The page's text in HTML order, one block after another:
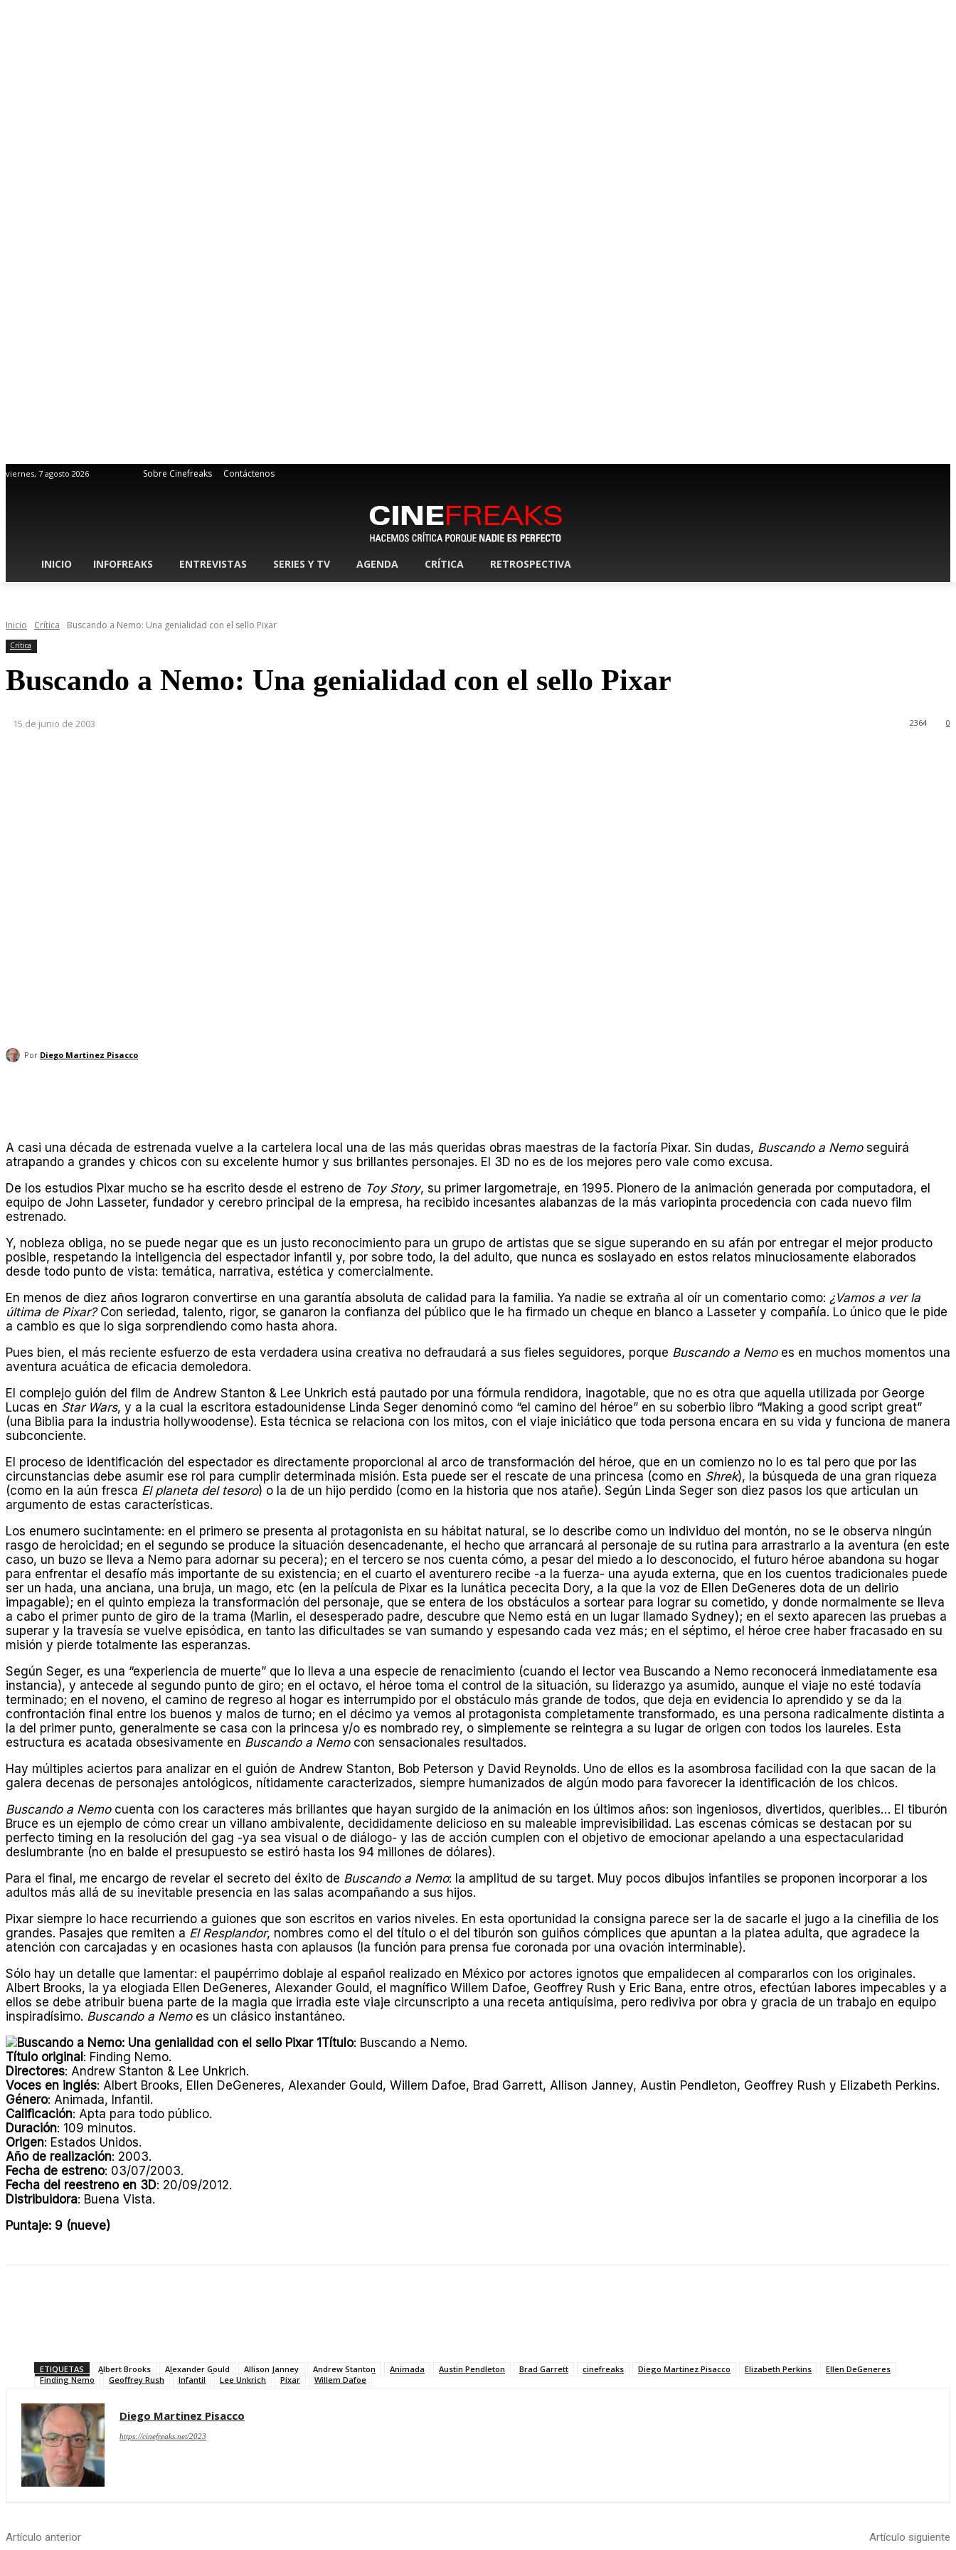
viernes, 7 agosto 2026 Sobre Cinefreaks Contáctenos
INICIO INFOFREAKS ENTREVISTAS SERIES Y TV AGENDA CRÍTICA RETROSPECTIVA
Inicio Crítica Buscando a Nemo: Una genialidad con el sello Pixar
Crítica
Buscando a Nemo: Una genialidad con el sello Pixar
15 de junio de 2003 0
2364
Por Diego Martinez Pisacco
A casi una década de estrenada vuelve a la cartelera local una de las más queridas obras maestras de la factoría Pixar. Sin dudas, Buscando a Nemoseguirá
atrapando a grandes y chicos con su excelente humor y sus brillantes personajes. El 3D no es de los mejores pero vale como excusa.
De los estudios Pixar mucho se ha escrito desde el estreno de Toy Story, su primer largometraje, en 1995. Pionero de la animación generada por computadora, el
equipo de John Lasseter, fundador y cerebro principal de la empresa, ha recibido incesantes alabanzas de la más variopinta procedencia con cada nuevo film
estrenado.
Y, nobleza obliga, no se puede negar que es un justo reconocimiento para un grupo de artistas que se sigue superando en su afán por entregar el mejor producto
posible, respetando la inteligencia del espectador infantil y, por sobre todo, la del adulto, que nunca es soslayado en estos relatos minuciosamente elaborados
desde todo punto de vista: temática, narrativa, estética y comercialmente.
En menos de diez años lograron convertirse en una garantía absoluta de calidad para la familia. Ya nadie se extraña al oír un comentario como: ¿Vamos a ver la
última de Pixar?Con seriedad, talento, rigor, se ganaron la confianza del público que le ha firmado un cheque en blanco a Lasseter y compañía. Lo único que le pide
a cambio es que lo siga sorprendiendo como hasta ahora.
Pues bien, el más reciente esfuerzo de esta verdadera usina creativa no defraudará a sus fieles seguidores, porque Buscando a Nemoes en muchos momentos una
aventura acuática de eficacia demoledora.
El complejo guión del film de Andrew Stanton & Lee Unkrich está pautado por una fórmula rendidora, inagotable, que no es otra que aquella utilizada por George
Lucas en Star Wars, y a la cual la escritora estadounidense Linda Seger denominó como “el camino del héroe” en su soberbio libro “Making a good script great”
(una Biblia para la industria hollywoodense). Esta técnica se relaciona con los mitos, con el viaje iniciático que toda persona encara en su vida y funciona de manera
subconciente.
El proceso de identificación del espectador es directamente proporcional al arco de transformación del héroe, que en un comienzo no lo es tal pero que por las
circunstancias debe asumir ese rol para cumplir determinada misión. Esta puede ser el rescate de una princesa (como en Shrek), la búsqueda de una gran riqueza
(como en la aún fresca El planeta del tesoro) o la de un hijo perdido (como en la historia que nos atañe). Según Linda Seger son diez pasos los que articulan un
argumento de estas características.
Los enumero sucintamente: en el primero se presenta al protagonista en su hábitat natural, se lo describe como un individuo del montón, no se le observa ningún
rasgo de heroicidad; en el segundo se produce la situación desencadenante, el hecho que arrancará al personaje de su rutina para arrastrarlo a la aventura (en este
caso, un buzo se lleva a Nemo para adornar su pecera); en el tercero se nos cuenta cómo, a pesar del miedo a lo desconocido, el futuro héroe abandona su hogar
para enfrentar el desafío más importante de su existencia; en el cuarto el aventurero recibe -a la fuerza- una ayuda externa, que en los cuentos tradicionales puede
ser un hada, una anciana, una bruja, un mago, etc (en la película de Pixar es la lunática pececita Dory, a la que la voz de Ellen DeGeneres dota de un delirio
impagable); en el quinto empieza la transformación del personaje, que se entera de los obstáculos a sortear para lograr su cometido, y donde normalmente se lleva
a cabo el primer punto de giro de la trama (Marlin, el desesperado padre, descubre que Nemo está en un lugar llamado Sydney); en el sexto aparecen las pruebas a
superar y la travesía se vuelve episódica, en tanto las dificultades se van sumando y espesando cada vez más; en el séptimo, el héroe cree haber fracasado en su
misión y pierde totalmente las esperanzas.
Según Seger, es una “experiencia de muerte” que lo lleva a una especie de renacimiento (cuando el lector vea Buscando a Nemo reconocerá inmediatamente esa
instancia), y antecede al segundo punto de giro; en el octavo, el héroe toma el control de la situación, su liderazgo ya asumido, aunque el viaje no esté todavía
terminado; en el noveno, el camino de regreso al hogar es interrumpido por el obstáculo más grande de todos, que deja en evidencia lo aprendido y se da la
confrontación final entre los buenos y malos de turno; en el décimo ya vemos al protagonista completamente transformado, es una persona radicalmente distinta a
la del primer punto, generalmente se casa con la princesa y/o es nombrado rey, o simplemente se reintegra a su lugar de origen con todos los laureles. Esta
estructura es acatada obsesivamente en Buscando a Nemocon sensacionales resultados.
Hay múltiples aciertos para analizar en el guión de Andrew Stanton, Bob Peterson y David Reynolds. Uno de ellos es la asombrosa facilidad con la que sacan de la
galera decenas de personajes antológicos, nítidamente caracterizados, siempre humanizados de algún modo para favorecer la identificación de los chicos.
Buscando a Nemocuenta con los caracteres más brillantes que hayan surgido de la animación en los últimos años: son ingeniosos, divertidos, queribles… El tiburón
Bruce es un ejemplo de cómo crear un villano ambivalente, decididamente delicioso en su maleable imprevisibilidad. Las escenas cómicas se destacan por su
perfecto timing en la resolución del gag -ya sea visual o de diálogo- y las de acción cumplen con el objetivo de emocionar apelando a una espectacularidad
deslumbrante (no en balde el presupuesto se estiró hasta los 94 millones de dólares).
Para el final, me encargo de revelar el secreto del éxito de Buscando a Nemo: la amplitud de su target. Muy pocos dibujos infantiles se proponen incorporar a los
adultos más allá de su inevitable presencia en las salas acompañando a sus hijos.
Pixar siempre lo hace recurriendo a guiones que son escritos en varios niveles. En esta oportunidad la consigna parece ser la de sacarle el jugo a la cinefilia de los
grandes. Pasajes que remiten a El Resplandor, nombres como el del título o el del tiburón son guiños cómplices que apuntan a la platea adulta, que agradece la
atención con carcajadas y en ocasiones hasta con aplausos (la función para prensa fue coronada por una ovación interminable).
Sólo hay un detalle que lamentar: el paupérrimo doblaje al español realizado en México por actores ignotos que empalidecen al compararlos con los originales.
Albert Brooks, la ya elogiada Ellen DeGeneres, Alexander Gould, el magnífico Willem Dafoe, Geoffrey Rush y Eric Bana, entre otros, efectúan labores impecables y a
ellos se debe atribuir buena parte de la magia que irradia este viaje circunscripto a una receta antiquísima, pero rediviva por obra y gracia de un trabajo en equipo
inspiradísimo. Buscando a Nemo es un clásico instantáneo.
Título: Buscando a Nemo.
Título original: Finding Nemo.
Directores: Andrew Stanton & Lee Unkrich.
Voces en inglés: Albert Brooks, Ellen DeGeneres, Alexander Gould, Willem Dafoe, Brad Garrett, Allison Janney, Austin Pendleton, Geoffrey Rush y Elizabeth Perkins.
Género: Animada, Infantil.
Calificación: Apta para todo público.
Duración: 109 minutos.
Origen: Estados Unidos.
Año de realización: 2003.
Fecha de estreno: 03/07/2003.
Fecha del reestreno en 3D: 20/09/2012.
Distribuidora: Buena Vista.
Puntaje: 9 (nueve)
ETIQUETAS Albert Brooks Alexander Gould Allison Janney Andrew Stanton Animada Austin Pendleton Brad Garrett cinefreaks Diego Martinez Pisacco Elizabeth Perkins
Ellen DeGeneres
Finding Nemo
Geoffrey Rush Infantil Lee Unkrich Pixar Willem Dafoe
Diego Martinez Pisacco
https://cinefreaks.net/2023
Artículo anterior Artículo siguiente